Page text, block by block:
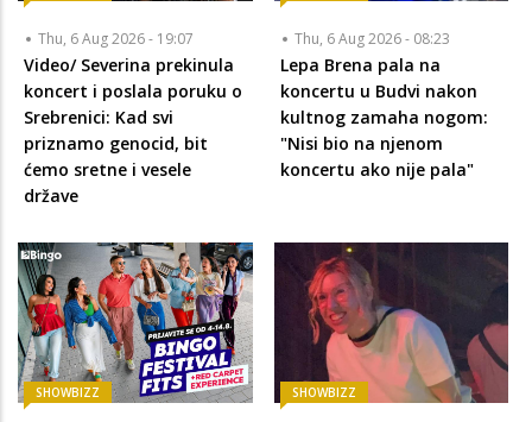
Thu, 6 Aug 2026 - 19:07
Video/ Severina prekinula
koncert i poslala poruku o
Srebrenici: Kad svi
priznamo genocid, bit
ćemo sretne i vesele
države
Thu, 6 Aug 2026 - 08:23
Lepa Brena pala na
koncertu u Budvi nakon
kultnog zamaha nogom:
"Nisi bio na njenom
koncertu ako nije pala"
SHOWBIZZ SHOWBIZZ